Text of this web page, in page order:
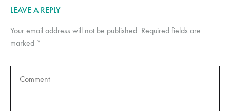
LEAVE A REPLY
Your email address will not be published. Required fields are
marked *